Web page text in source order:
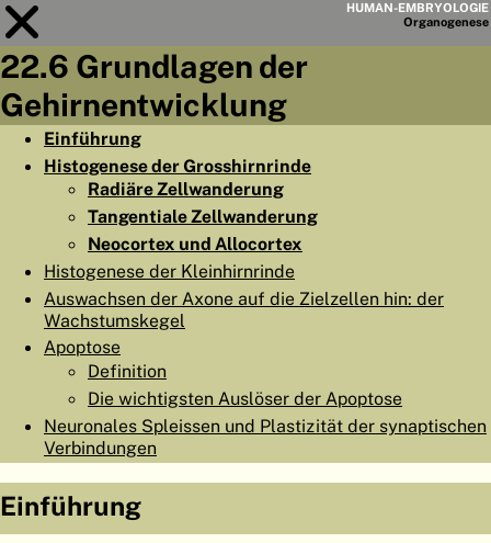
HUMAN-EMBRYOLOGIE
Organogenese
KAPITELLISTE
HOME
EMBRYOGENESE
ORGANOGENESE
22.6 Grundlagen der
Gehirnentwicklung
Einführung
Histogenese der Grosshirnrinde
Radiäre Zellwanderung
Tangentiale Zellwanderung
Neocortex und Allocortex
Histogenese der Kleinhirnrinde
Auswachsen der Axone auf die Zielzellen hin: der
Wachstumskegel
Apoptose
Definition
Die wichtigsten Auslöser der Apoptose
Neuronales Spleissen und Plastizität der synaptischen
Verbindungen
Einführung